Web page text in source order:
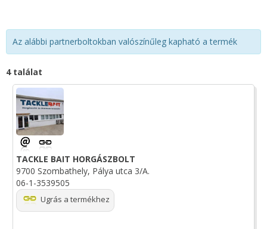
Az alábbi partnerboltokban valószínűleg kapható a termék
4 találat
TACKLE BAIT HORGÁSZBOLT
9700 Szombathely, Pálya utca 3/A.
06-1-3539505
Ugrás a termékhez